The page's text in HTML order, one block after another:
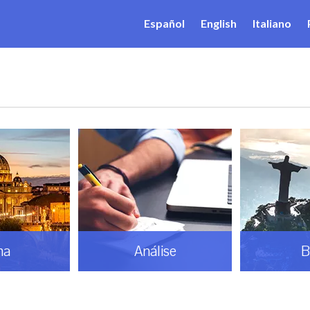
Español English Italiano
Análise